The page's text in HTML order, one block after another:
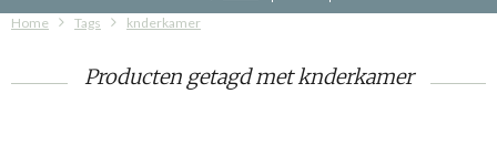
Home Tags knderkamer
Producten getagd met knderkamer